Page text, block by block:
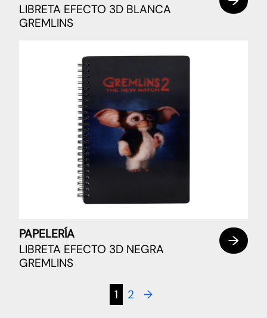
LIBRETA EFECTO 3D BLANCA
GREMLINS
PAPELERÍA
LIBRETA EFECTO 3D NEGRA
GREMLINS
1 2 →